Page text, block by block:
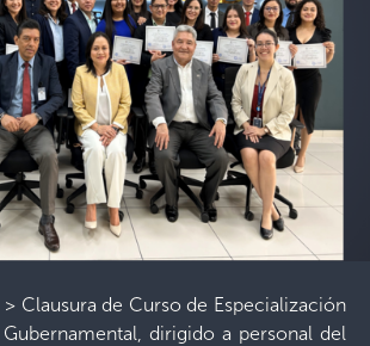
> Clausura de Curso de Especialización
dirigido a personal del